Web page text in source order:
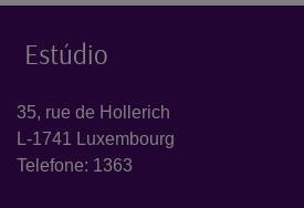
Estúdio
35, rue de Hollerich
L-1741 Luxembourg
Telefone: 1363